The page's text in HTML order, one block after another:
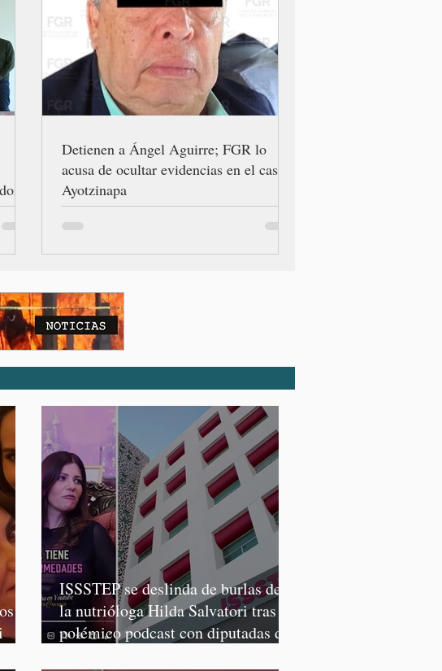
Detienen a Ángel Aguirre; FGR lo
acusa de ocultar evidencias en el caso
Ayotzinapa
de
ISSSTEP se deslinda de burlas de
la nutrióloga Hilda Salvatori tras
polémico podcast con diputadas de